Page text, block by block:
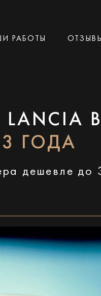
РАБОТЫ ОТЗЫВЫ
ГОДА
дешевле до